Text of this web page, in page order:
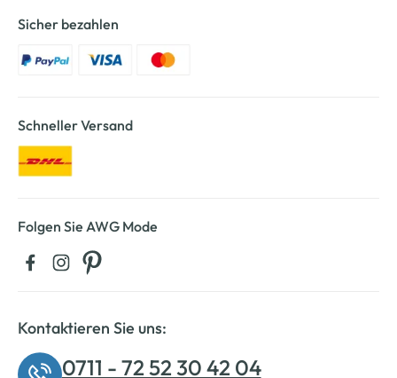
Sicher bezahlen
Schneller Versand
Folgen Sie AWG Mode
Kontaktieren Sie uns:
0711 - 72 52 30 42 04